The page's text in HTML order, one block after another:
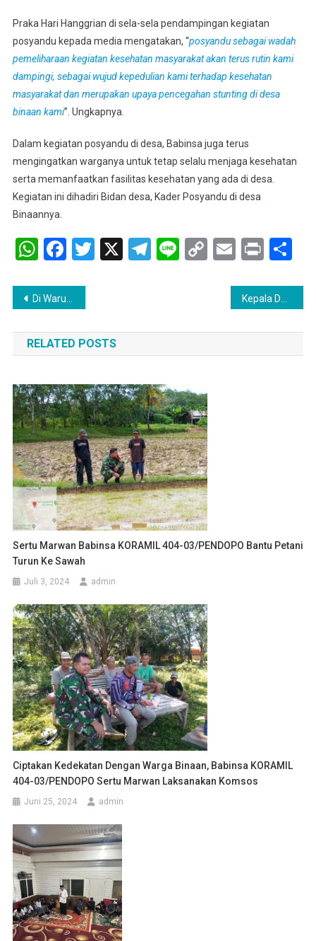
Praka Hari Hanggrian di sela-sela pendampingan kegiatan
posyandu kepada media mengatakan, “posyandu sebagai wadah
pemeliharaan kegiatan kesehatan masyarakat akan terus rutin kami
dampingi, sebagai wujud kepedulian kami terhadap kesehatan
masyarakat dan merupakan upaya pencegahan stunting di desa
binaan kami”. Ungkapnya.
Dalam kegiatan posyandu di desa, Babinsa juga terus
mengingatkan warganya untuk tetap selalu menjaga kesehatan
serta memanfaatkan fasilitas kesehatan yang ada di desa.
Kegiatan ini dihadiri Bidan desa, Kader Posyandu di desa
Binaannya.
WhatsApp
Facebook
Twitter
X Telegram
LineCopyEmail
Print
Navigasi
pos
Di Warung Kopi Babinsa Serka Melen Yuliadi Koramil 404-03/Pendopo Gunakan Kesempatan Komsos Dengan Warganya
RELATED POSTS
Sertu Marwan Babinsa KORAMIL 404-03/PENDOPO Bantu Petani
Turun Ke Sawah
Juli 3, 2024 admin
Ciptakan Kedekatan Dengan Warga Binaan, Babinsa KORAMIL
404-03/PENDOPO Sertu Marwan Laksanakan Komsos
Juni 25, 2024 admin